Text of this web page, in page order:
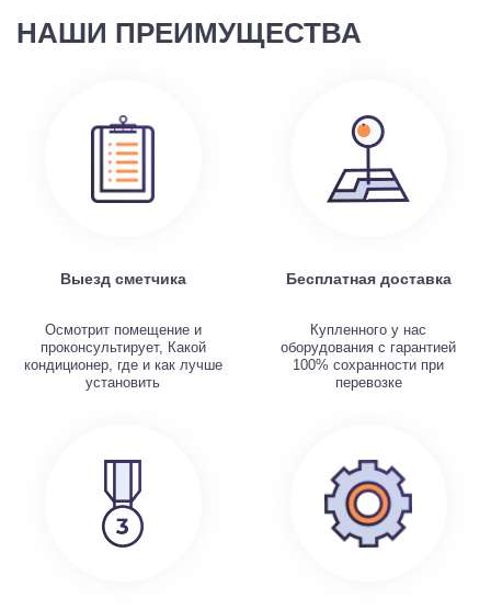
НАШИ ПРЕИМУЩЕСТВА
Выезд сметчика
Осмотрит помещение и
проконсультирует, Какой
кондиционер, где и как лучше
установить
Бесплатная доставка
Купленного у нас
оборудования с гарантией
100% сохранности при
перевозке